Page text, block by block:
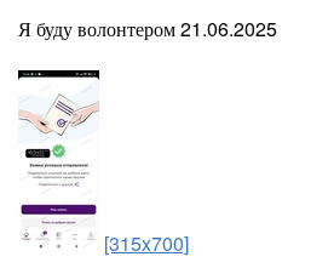
Я буду волонтером 21.06.2025
[315x700]